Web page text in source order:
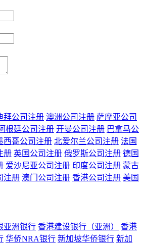
拜公司注册 澳洲公司注册 萨摩亚公司
根廷公司注册 开曼公司注册 巴拿马公
西哥公司注册 北爱尔兰公司注册 法国
册 英国公司注册 俄罗斯公司注册 德国
爱沙尼亚公司注册 印度公司注册 蒙古
注册 澳门公司注册 香港公司注册 美国
亚洲银行 香港建设银行（亚洲）
香港
华侨NRA银行 新加坡华侨银行 新加